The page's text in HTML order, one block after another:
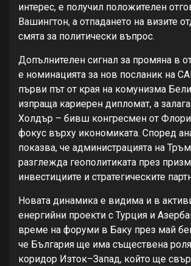
интерес, е получил положителен
Вашингтон, а отпадането на визите
смята за политически въпрос.
Допълнителен сигнал за промяна в
е номинацията за нов посланик на
първи път от края на комунизма
изпраща кариерен дипломат, а
Холдър – бивш конгресмен от
фокус върху икономиката. Според
показва, че администрацията на
разглежда геополитиката през
инвестициите и стратегическите
Новата динамика е видима и в
енергийни проекти с Турция и
време на форуми в Баку през май
че България ще има съществена
коридор Изток–Запад, който ще